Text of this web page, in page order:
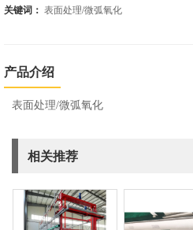
关键词： 表面处理/微弧氧化
产品介绍
表面处理/微弧氧化
相关推荐